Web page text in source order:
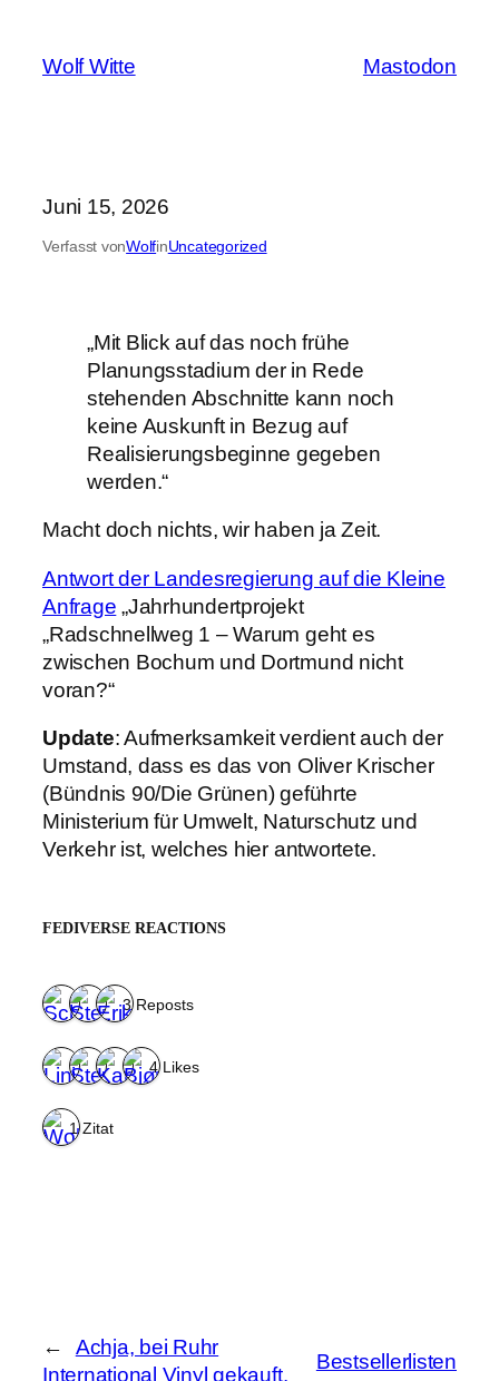
springen
Wolf Witte Mastodon
Juni 15, 2026
Verfasst vonWolfinUncategorized
„Mit Blick auf das noch frühe
Planungsstadium der in Rede
stehenden Abschnitte kann noch
keine Auskunft in Bezug auf
Realisierungsbeginne gegeben
werden.“
Macht doch nichts, wir haben ja Zeit.
Antwort der Landesregierung auf die Kleine
Anfrage „Jahrhundertprojekt
„Radschnellweg 1 – Warum geht es
zwischen Bochum und Dortmund nicht
voran?“
Update: Aufmerksamkeit verdient auch der
Umstand, dass es das von Oliver Krischer
(Bündnis 90/Die Grünen) geführte
Ministerium für Umwelt, Naturschutz und
Verkehr ist, welches hier antwortete.
FEDIVERSE REACTIONS
3 Reposts
4 Likes
1 Zitat
←
Achja, bei Ruhr
International Vinyl gekauft.
Bestsellerlisten